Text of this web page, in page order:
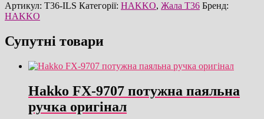
Артикул: T36-ILS Категорії: HAKKO, Жала T36 Бренд:
HAKKO
Супутні товари
Hakko FX-9707 потужна паяльна
ручка оригінал